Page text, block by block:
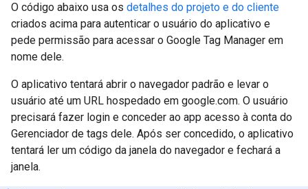
O código abaixo usa os detalhes do projeto e do cliente
criados acima para autenticar o usuário do aplicativo e
pede permissão para acessar o Google Tag Manager em
nome dele.
O aplicativo tentará abrir o navegador padrão e levar o
usuário até um URL hospedado em google.com. O usuário
precisará fazer login e conceder ao app acesso à conta do
Gerenciador de tags dele. Após ser concedido, o aplicativo
tentará ler um código da janela do navegador e fechará a
janela.